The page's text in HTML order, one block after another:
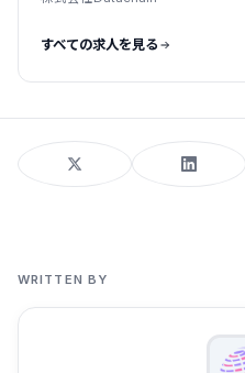
すべての求人を見る
WRITTEN BY